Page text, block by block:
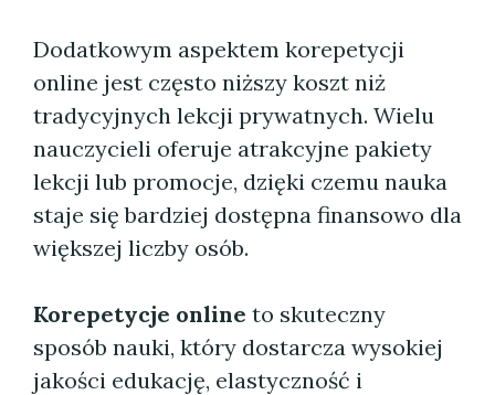
Dodatkowym aspektem korepetycji
online jest często niższy koszt niż
tradycyjnych lekcji prywatnych. Wielu
nauczycieli oferuje atrakcyjne pakiety
lekcji lub promocje, dzięki czemu nauka
staje się bardziej dostępna finansowo dla
większej liczby osób.
Korepetycje online to skuteczny
sposób nauki, który dostarcza wysokiej
jakości edukację, elastyczność i